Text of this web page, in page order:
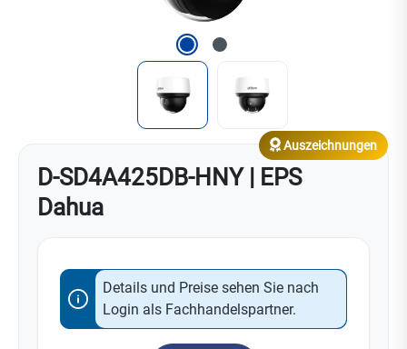
D-SD4A425DB-HNY | EPS
Dahua
Auszeichnungen
Details und Preise sehen Sie nach
Login als Fachhandelspartner.